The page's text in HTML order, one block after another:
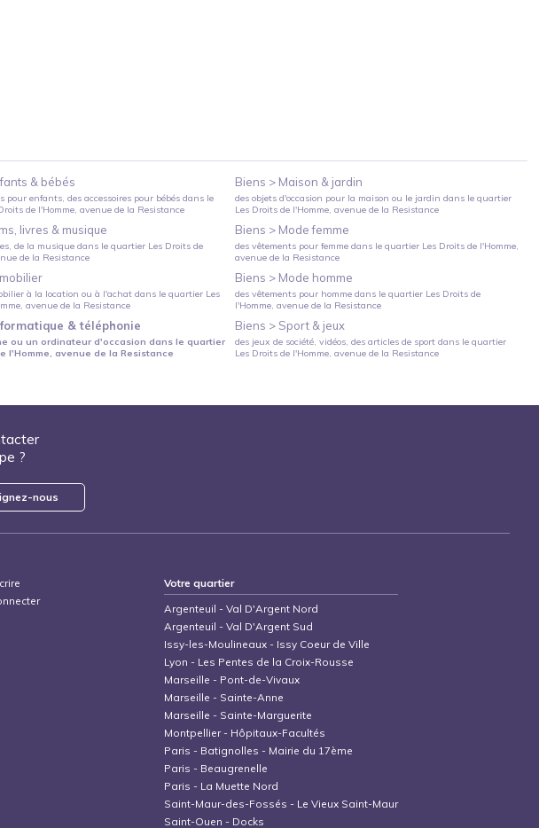
& bébés
pour enfants, des accessoires pour bébésdans le
de l'Homme, avenue de la Resistance
livres & musique
de la musiquedans le quartier Les Droits de
de la Resistance
à la location ou à l'achatdans le quartier Les
, avenue de la Resistance
& téléphonie
ou un ordinateur d'occasion dans le quartier
l'Homme, avenue de la Resistance
Biens > Maison & jardin
des objets d'occasion pour la maison ou le jardin dans le quartier
Les Droits de l'Homme, avenue de la Resistance
Biens > Mode femme
des vêtements pour femme dans le quartier Les Droits de l'Homme,
avenue de la Resistance
Biens > Mode homme
des vêtements pour homme dans le quartier Les Droits de
l'Homme, avenue de la Resistance
Biens > Sport & jeux
des jeux de société, vidéos, des articles de sport dans le quartier
Les Droits de l'Homme, avenue de la Resistance
?
nous
Votre quartier
Argenteuil -Val D'Argent Nord
Argenteuil -Val D'Argent Sud
Issy-les-Moulineaux - Issy Coeur de Ville
Lyon - Les Pentes de la Croix-Rousse
Marseille - Pont-de-Vivaux
Marseille - Sainte-Anne
Marseille - Sainte-Marguerite
Montpellier- Hôpitaux-Facultés
Paris - Batignolles - Mairie du 17ème
Paris - Beaugrenelle
Paris - La Muette Nord
Saint-Maur-des-Fossés - Le Vieux Saint-Maur
Saint-Ouen - Docks